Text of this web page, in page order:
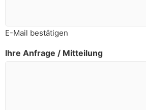
E-Mail bestätigen
Ihre Anfrage / Mitteilung